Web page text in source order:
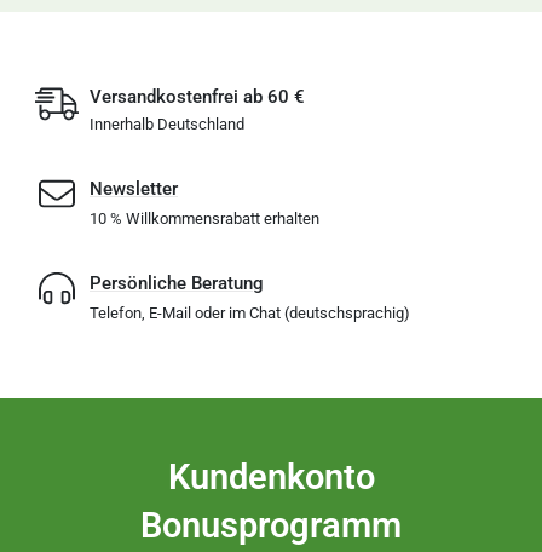
Versandkostenfrei ab 60 €
Innerhalb Deutschland
Newsletter
10 % Willkommensrabatt erhalten
Persönliche Beratung
Telefon, E-Mail oder im Chat (deutschsprachig)
Kundenkonto
Bonusprogramm